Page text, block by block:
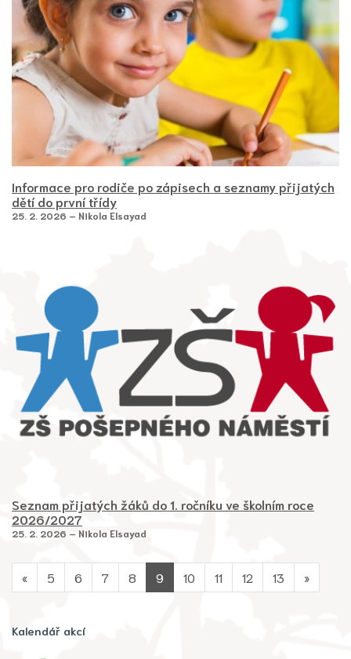
Informace pro rodiče po zápisech a seznamy přijatých
dětí do první třídy
25. 2. 2026 – Nikola Elsayad
Seznam přijatých žáků do 1. ročníku ve školním roce
2026/2027
25. 2. 2026 – Nikola Elsayad
« 5 6 7 8 9 10 11 12 13 »
Kalendář akcí